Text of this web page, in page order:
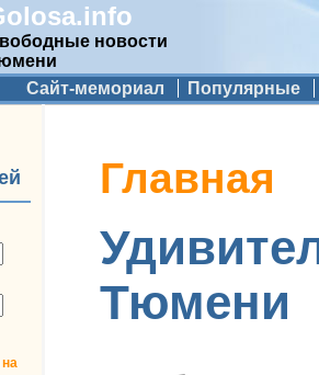
новости
меню
Сайт-мемориал Популярные
Вы здесь
Главная
Тюмени